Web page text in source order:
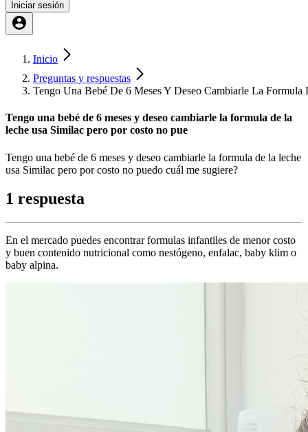
Iniciar sesión
Inicio
Preguntas y respuestas
Tengo Una Bebé De 6 Meses Y Deseo Cambiarle La
Tengo una bebé de 6 meses y deseo cambiarle la formula de la
leche usa Similac pero por costo no pue
Tengo una bebé de 6 meses y deseo cambiarle la formula de la leche
usa Similac pero por costo no puedo cuál me sugiere?
1 respuesta
En el mercado puedes encontrar formulas infantiles de menor costo
y buen contenido nutricional como nestógeno, enfalac, baby klim o
baby alpina.